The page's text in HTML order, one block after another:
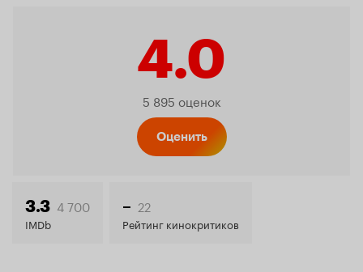
4.0
Рейтинг
4.0
5 895 оценок
Оценить
3.3 4 700
IMDb
– 22
Рейтинг кинокритиков